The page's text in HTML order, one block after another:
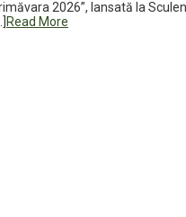
2026”, lansată la
Read More